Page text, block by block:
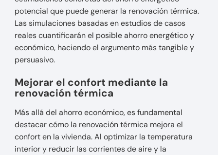
potencial que puede generar la renovación térmica.
Las simulaciones basadas en estudios de casos
reales cuantificarán el posible ahorro energético y
económico, haciendo el argumento más tangible y
persuasivo.
Mejorar el confort mediante la
renovación térmica
Más allá del ahorro económico, es fundamental
destacar cómo la renovación térmica mejora el
confort en la vivienda. Al optimizar la temperatura
interior y reducir las corrientes de aire y la